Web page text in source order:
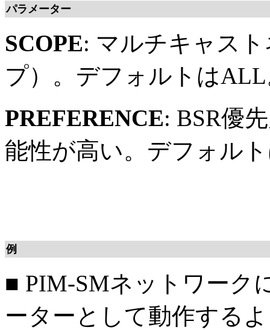
パラメーター
SCOPE: マルチキャス
プ）。デフォルトは
PREFERENCE: BSR優
能性が高い。デフォル
例
■ PIM-SMネットワーク
ーターとして動作する